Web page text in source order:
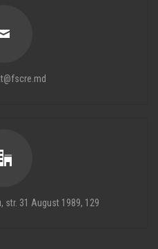
str. 31 August 1989, 129